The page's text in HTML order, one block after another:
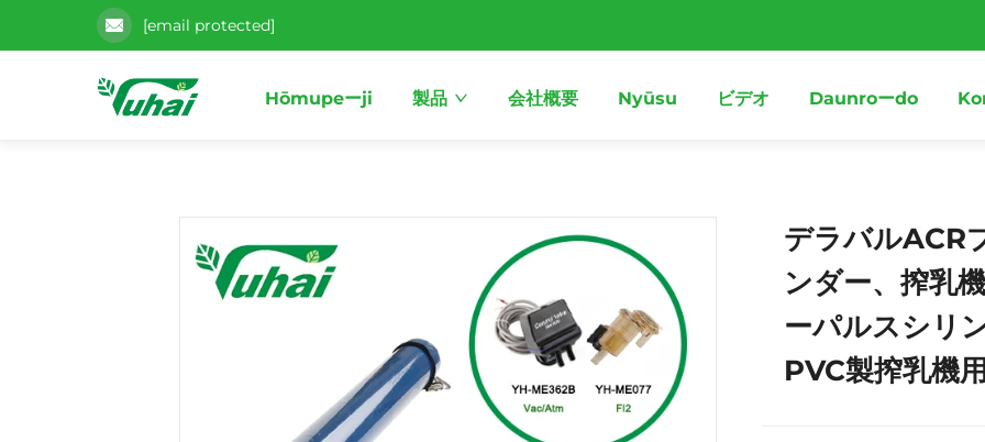
[email protected]
Hōmupeーji 製品 会社概要 Nyūsu ビデオ Daunroーdo
デラバルACR
ンダー、搾乳
ーパルスシリ
PVC製搾乳機